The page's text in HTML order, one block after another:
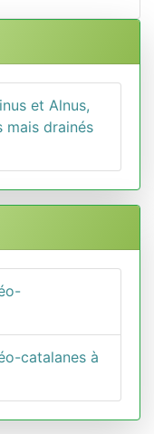
et Alnus,
mais drainés
catalanes à